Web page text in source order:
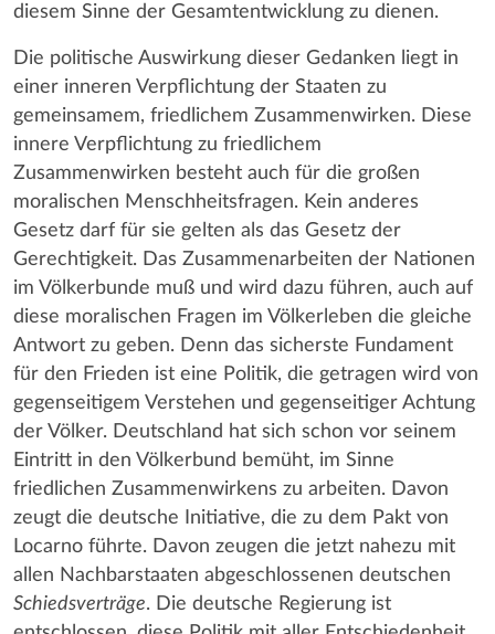
diesem Sinne der Gesamtentwicklung zu dienen.
Die politische Auswirkung dieser Gedanken liegt in
einer inneren Verpflichtung der Staaten zu
gemeinsamem, friedlichem Zusammenwirken. Diese
innere Verpflichtung zu friedlichem
Zusammenwirken besteht auch für die großen
moralischen Menschheitsfragen. Kein anderes
Gesetz darf für sie gelten als das Gesetz der
Gerechtigkeit. Das Zusammenarbeiten der Nationen
im Völkerbunde muß und wird dazu führen, auch auf
diese moralischen Fragen im Völkerleben die gleiche
Antwort zu geben. Denn das sicherste Fundament
für den Frieden ist eine Politik, die getragen wird von
gegenseitigem Verstehen und gegenseitiger Achtung
der Völker. Deutschland hat sich schon vor seinem
Eintritt in den Völkerbund bemüht, im Sinne
friedlichen Zusammenwirkens zu arbeiten. Davon
zeugt die deutsche Initiative, die zu dem Pakt von
Locarno führte. Davon zeugen die jetzt nahezu mit
allen Nachbarstaaten abgeschlossenen deutschen
Schiedsverträge. Die deutsche Regierung ist